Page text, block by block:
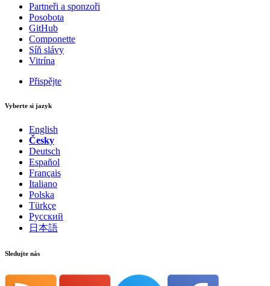
Partneři a sponzoři
Posobota
GitHub
Componette
Síň slávy
Vitrína
Přispějte
Vyberte si jazyk
English
Česky
Deutsch
Español
Français
Italiano
Polska
Türkçe
Русский
日本語
Sledujte nás